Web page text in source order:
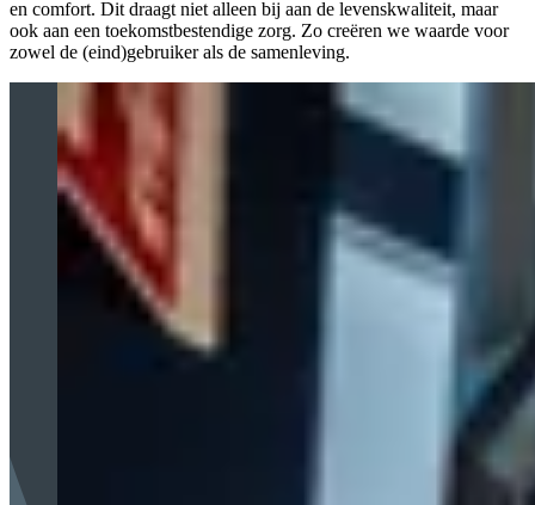
en comfort. Dit draagt niet alleen bij aan de levenskwaliteit, maar
ook aan een toekomstbestendige zorg. Zo creëren we waarde voor
zowel de (eind)gebruiker als de samenleving.